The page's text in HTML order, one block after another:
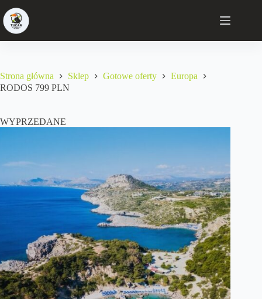
Strona główna Sklep Gotowe oferty
Europa
RODOS 799 PLN
WYPRZEDANE